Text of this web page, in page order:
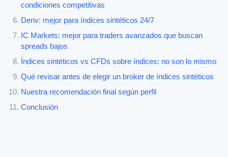
condiciones competitivas
Deriv: mejor para índices sintéticos 24/7
IC Markets: mejor para traders avanzados que buscan
spreads bajos
Índices sintéticos vs CFDs sobre índices: no son lo mismo
Qué revisar antes de elegir un broker de índices sintéticos
Nuestra recomendación final según perfil
Conclusión